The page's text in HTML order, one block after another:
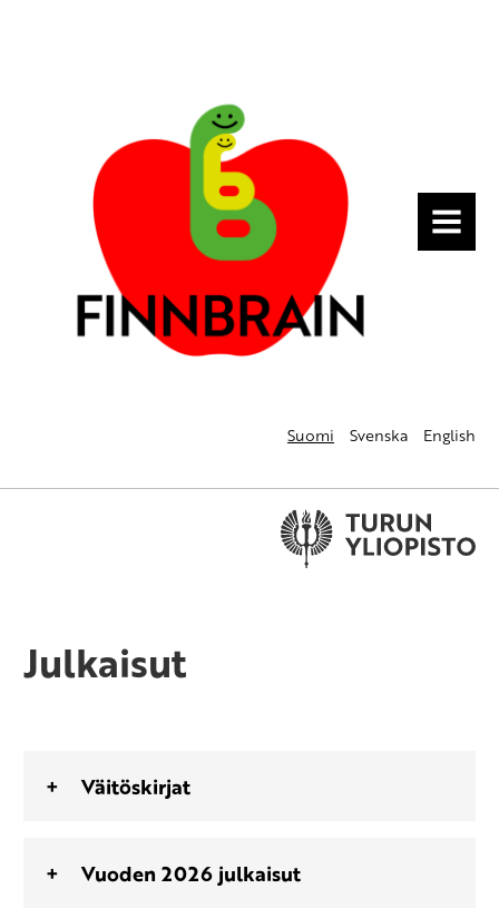
MENU
Suomi Svenska English
Julkaisut
Väitöskirjat
Vuoden 2026 julkaisut